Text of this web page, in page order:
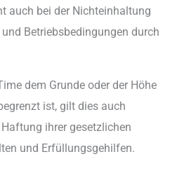
auch bei der Nichteinhaltung
Betriebsbedingungen durch
dem Grunde oder der Höhe
ist, gilt dies auch
ihrer gesetzlichen
und Erfüllungsgehilfen.